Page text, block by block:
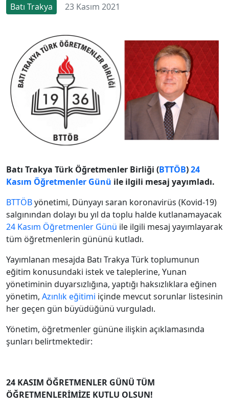
Batı Trakya 23 Kasım 2021
Batı Trakya Türk Öğretmenler Birliği (BTTÖB)24
Kasım Öğretmenler Günü ile ilgili mesaj yayımladı.
BTTÖByönetimi, Dünyayı saran koronavirüs (Kovid-19)
salgınından dolayı bu yıl da toplu halde kutlanamayacak
24 Kasım Öğretmenler Günü ile ilgili mesaj yayımlayarak
tüm öğretmenlerin gününü kutladı.
Yayımlanan mesajda Batı Trakya Türk toplumunun
eğitim konusundaki istek ve taleplerine, Yunan
yönetiminin duyarsızlığına, yaptığı haksızlıklara eğinen
yönetim, Azınlık eğitimi içinde mevcut sorunlar listesinin
her geçen gün büyüdüğünü vurguladı.
Yönetim, öğretmenler gününe ilişkin açıklamasında
şunları belirtmektedir:
24 KASIM ÖĞRETMENLER GÜNÜ TÜM
ÖĞRETMENLERİMİZE KUTLU OLSUN!